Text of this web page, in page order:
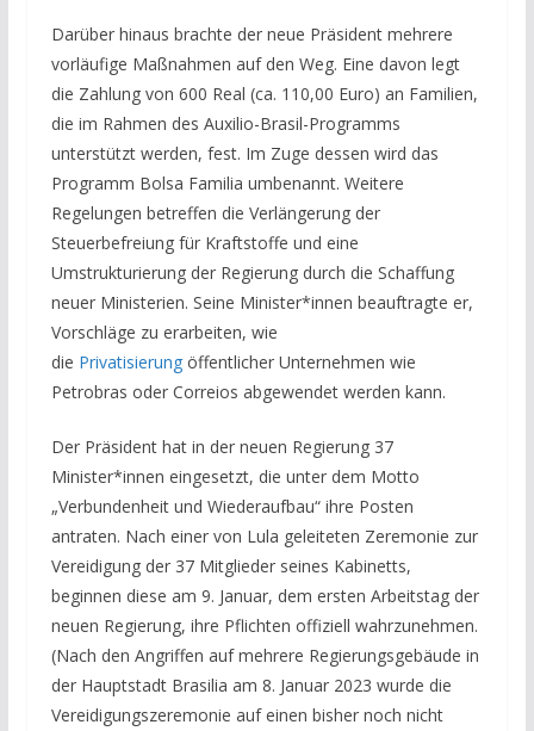
Darüber hinaus brachte der neue Präsident mehrere
vorläufige Maßnahmen auf den Weg. Eine davon legt
die Zahlung von 600 Real (ca. 110,00 Euro) an Familien,
die im Rahmen des Auxilio-Brasil-Programms
unterstützt werden, fest. Im Zuge dessen wird das
Programm Bolsa Familia umbenannt. Weitere
Regelungen betreffen die Verlängerung der
Steuerbefreiung für Kraftstoffe und eine
Umstrukturierung der Regierung durch die Schaffung
neuer Ministerien. Seine Minister*innen beauftragte er,
Vorschläge zu erarbeiten, wie
die Privatisierungöffentlicher Unternehmen wie
Petrobras oder Correios abgewendet werden kann.
Der Präsident hat in der neuen Regierung 37
Minister*innen eingesetzt, die unter dem Motto
„Verbundenheit und Wiederaufbau“ ihre Posten
antraten. Nach einer von Lula geleiteten Zeremonie zur
Vereidigung der 37 Mitglieder seines Kabinetts,
beginnen diese am 9. Januar, dem ersten Arbeitstag der
neuen Regierung, ihre Pflichten offiziell wahrzunehmen.
(Nach den Angriffen auf mehrere Regierungsgebäude in
der Hauptstadt Brasilia am 8. Januar 2023 wurde die
Vereidigungszeremonie auf einen bisher noch nicht